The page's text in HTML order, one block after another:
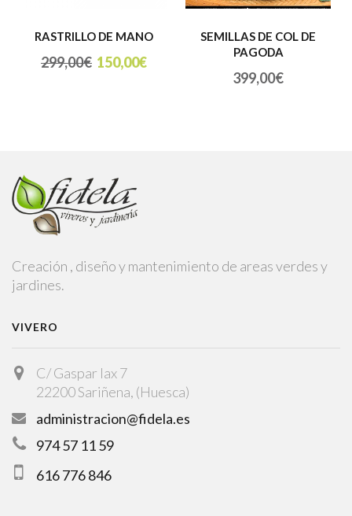
RASTRILLO DE MANO
299,00€ 150,00€
SEMILLAS DE COL DE
PAGODA
399,00€
Creación , diseño y mantenimiento de areas verdes y
jardines.
VIVERO
C/ Gaspar lax 7
22200 Sariñena, (Huesca)
administracion@fidela.es
974 57 11 59
616 776 846